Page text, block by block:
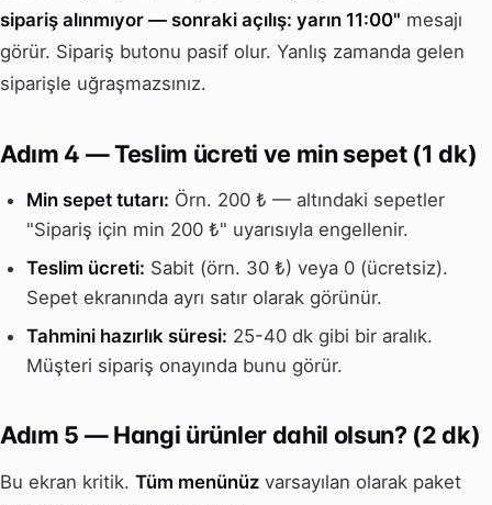
sipariş alınmıyor — sonraki açılış: yarın 11:00" mesajı
görür. Sipariş butonu pasif olur. Yanlış zamanda gelen
siparişle uğraşmazsınız.
Adım 4 — Teslim ücreti ve min sepet (1 dk)
Min sepet tutarı: Örn. 200 ₺ — altındaki sepetler
"Sipariş için min 200 ₺" uyarısıyla engellenir.
Teslim ücreti: Sabit (örn. 30 ₺) veya 0 (ücretsiz).
Sepet ekranında ayrı satır olarak görünür.
Tahmini hazırlık süresi: 25-40 dk gibi bir aralık.
Müşteri sipariş onayında bunu görür.
Adım 5 — Hangi ürünler dahil olsun? (2 dk)
Bu ekran kritik. Tüm menünüz varsayılan olarak paket